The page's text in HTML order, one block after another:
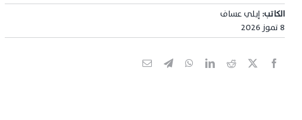
الكاتب: إيلي عساف
8 تموز 2026